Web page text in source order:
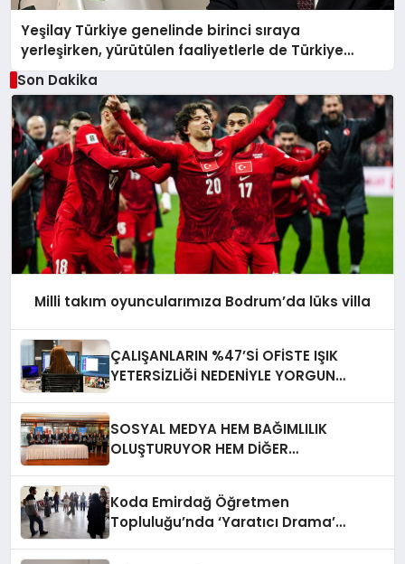
Yeşilay Türkiye genelinde birinci sıraya
yerleşirken, yürütülen faaliyetlerle de Türkiye
üçüncüsü oldu.
Son Dakika
Milli takım oyuncularımıza Bodrum’da lüks villa
ÇALIŞANLARIN %47’Sİ OFİSTE IŞIK
YETERSİZLİĞİ NEDENİYLE YORGUN
SOSYAL MEDYA HEM BAĞIMLILIK
OLUŞTURUYOR HEM DİĞER
Koda Emirdağ Öğretmen
Topluluğu’nda ‘Yaratıcı Drama’